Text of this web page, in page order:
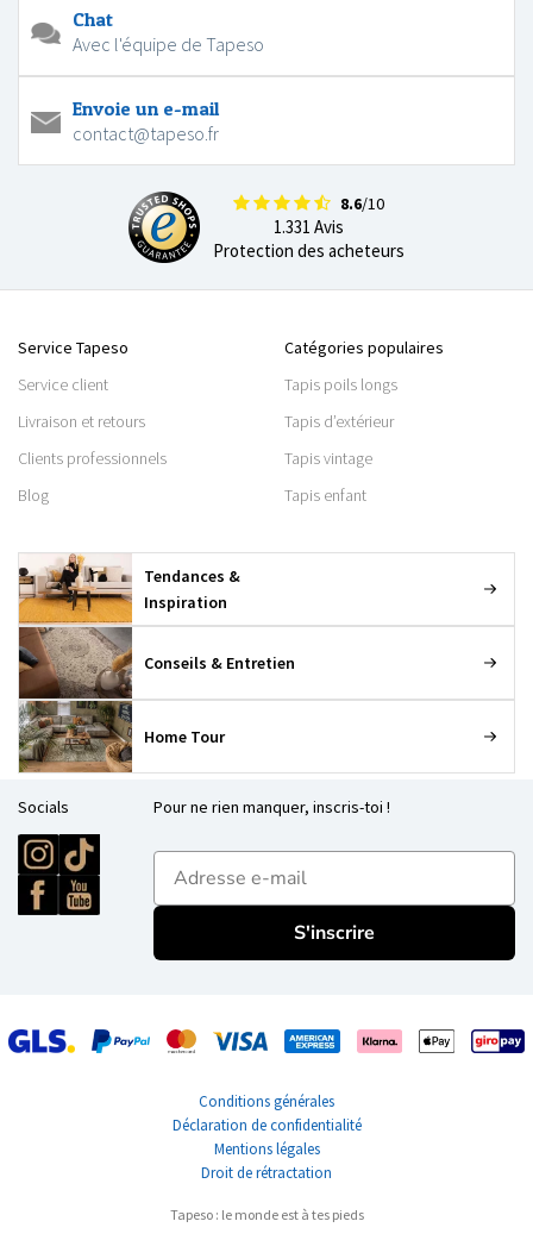
Chat
Avec l'équipe de Tapeso
Envoie un e-mail
contact@tapeso.fr
8.6/10
1.331 Avis
Protection des acheteurs
Service Tapeso
Service client
Livraison et retours
Clients professionnels
Blog
Catégories populaires
Tapis poils longs
Tapis d’extérieur
Tapis vintage
Tapis enfant
Tendances &
Inspiration
Conseils & Entretien
Home Tour
Socials Pour ne rien manquer, inscris-toi !
E-mailadres
S'inscrire
Conditions générales
Déclaration de confidentialité
Mentions légales
Droit de rétractation
Tapeso : le monde est à tes pieds